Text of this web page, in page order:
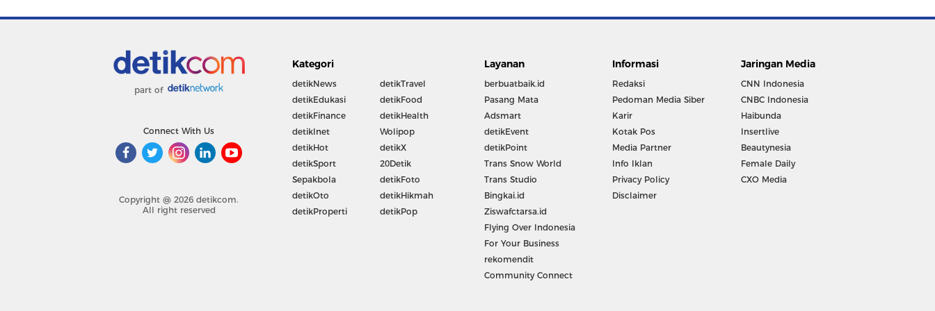
part of
Connect With Us
Copyright @ 2026 detikcom.
All right reserved
Kategori
detikNews
detikEdukasi
detikFinance
detikInet
detikHot
detikSport
Sepakbola
detikOto
detikProperti
detikTravel
detikFood
detikHealth
Wolipop
detikX
20Detik
detikFoto
detikHikmah
detikPop
Layanan
berbuatbaik.id
Pasang Mata
Adsmart
detikEvent
detikPoint
Trans Snow World
Trans Studio
Bingkai.id
Ziswafctarsa.id
Flying Over Indonesia
For Your Business
rekomendit
Community Connect
Informasi
Redaksi
Pedoman Media Siber
Karir
Kotak Pos
Media Partner
Info Iklan
Privacy Policy
Disclaimer
Jaringan Media
CNN Indonesia
CNBC Indonesia
Haibunda
Insertlive
Beautynesia
Female Daily
CXO Media